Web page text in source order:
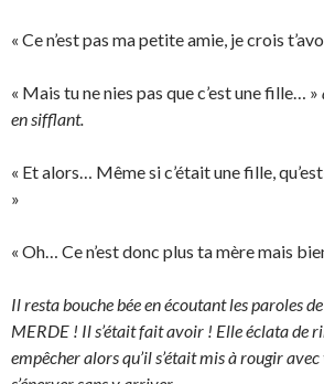
« Ce n’est pas ma petite amie, je crois
« Mais tu ne nies pas que c’est une fille… »
en sifflant.
« Et alors… Même si c’était une fille,
»
« Oh… Ce n’est donc plus ta mère mais
Il resta bouche bée en écoutant les paroles
MERDE ! Il s’était fait avoir ! Elle éclata de
empêcher alors qu’il s’était mis à rougir